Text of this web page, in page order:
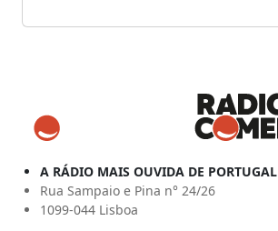
A RÁDIO MAIS OUVIDA DE PORTUGAL
Rua Sampaio e Pina n° 24/26
1099-044 Lisboa